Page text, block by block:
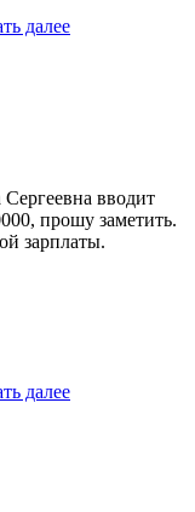
далее
вводит
прошу заметить.
зарплаты.
далее